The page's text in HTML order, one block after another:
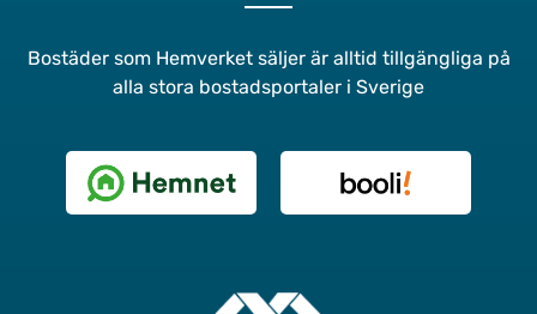
Bostäder som Hemverket säljer är alltid tillgängliga på
alla stora bostadsportaler i Sverige